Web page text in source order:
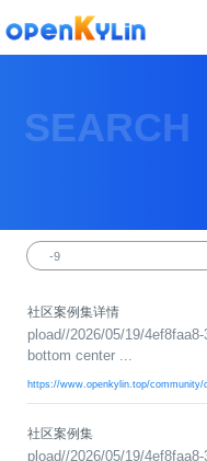
>
>
o
e
n
l
i
n
2
>
行
版
容
衍
生
发
镜
资
源
>
关
于
区
介
绍
社
>
区
流
动
态
>
社
区
讯
新
闻
>
社
>
学
习
>
习
资
>
发
SEARCH
社区案例集详情
pload//2026/05/19/4ef8faa8-
bottom center ...
https://www.openkylin.top/community/
社区案例集
pload//2026/05/19/4ef8faa8-